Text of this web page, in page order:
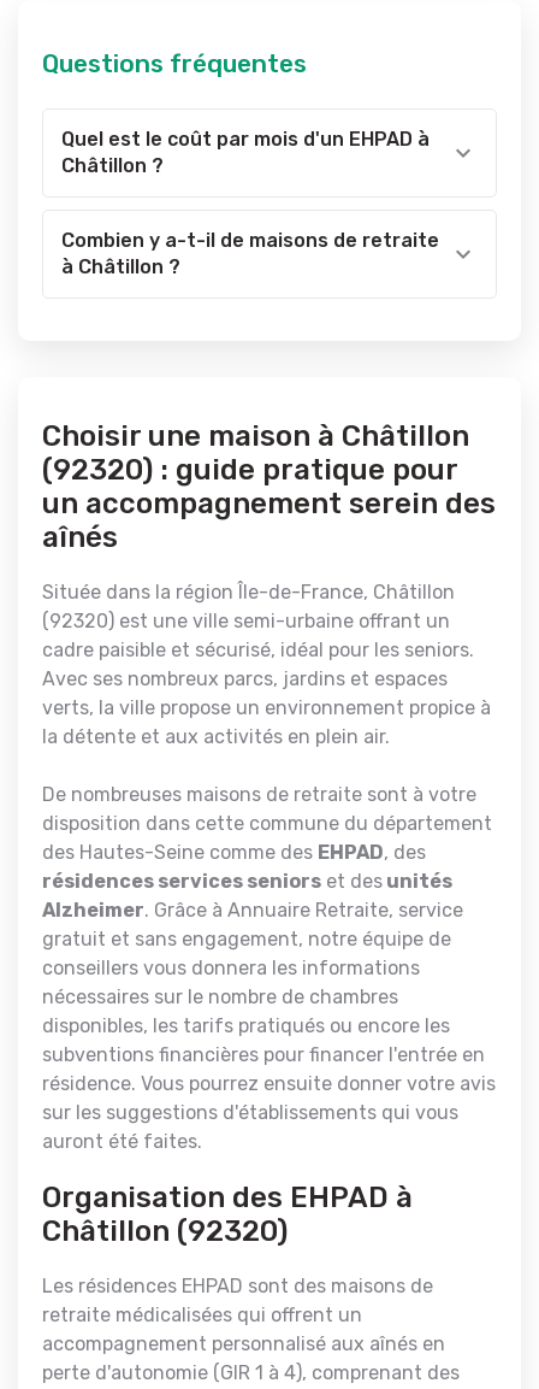
Questions fréquentes
Quel est le coût par mois d'un EHPAD à
Châtillon ?
Combien y a-t-il de maisons de retraite
à Châtillon ?
Choisir une maison à Châtillon
(92320) : guide pratique pour
un accompagnement serein des
aînés
Située dans la région Île-de-France, Châtillon
(92320) est une ville semi-urbaine offrant un
cadre paisible et sécurisé, idéal pour les seniors.
Avec ses nombreux parcs, jardins et espaces
verts, la ville propose un environnement propice à
la détente et aux activités en plein air.
De nombreuses maisons de retraite sont à votre
disposition dans cette commune du département
des Hautes-Seine comme des EHPAD, des
résidences services seniors et des unités
Alzheimer. Grâce à Annuaire Retraite, service
gratuit et sans engagement, notre équipe de
conseillers vous donnera les informations
nécessaires sur le nombre de chambres
disponibles, les tarifs pratiqués ou encore les
subventions financières pour financer l'entrée en
résidence. Vous pourrez ensuite donner votre avis
sur les suggestions d'établissements qui vous
auront été faites.
Organisation des EHPAD à
Châtillon (92320)
Les résidences EHPAD sont des maisons de
retraite médicalisées qui offrent un
accompagnement personnalisé aux aînés en
perte d'autonomie (GIR 1 à 4), comprenant des